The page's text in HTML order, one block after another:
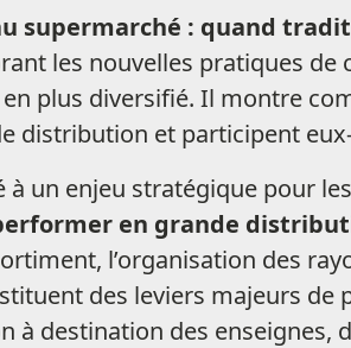
supermarché : quand
les nouvelles pratiques
plus diversifié. Il montre
distribution et participent
à un enjeu stratégique pour
en grande
l’organisation des
des leviers majeurs de
à destination des